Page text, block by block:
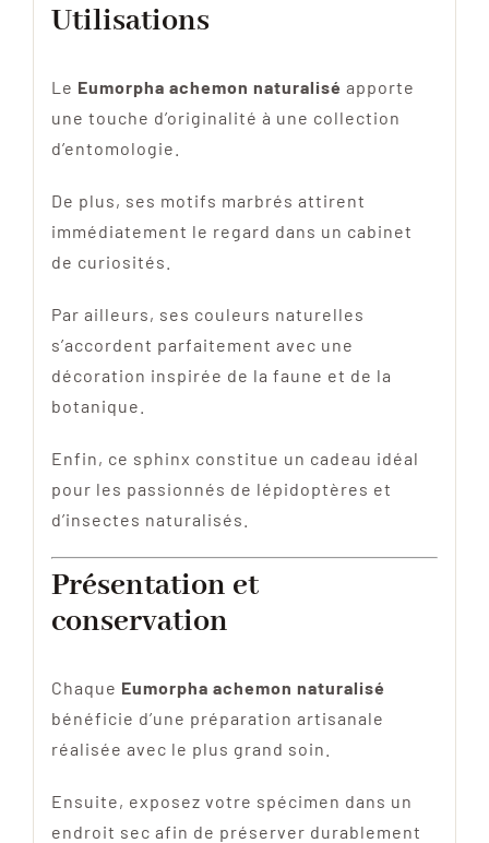
Utilisations
Le Eumorpha achemon naturalisé apporte
une touche d’originalité à une collection
d’entomologie.
De plus, ses motifs marbrés attirent
immédiatement le regard dans un cabinet
de curiosités.
Par ailleurs, ses couleurs naturelles
s’accordent parfaitement avec une
décoration inspirée de la faune et de la
botanique.
Enfin, ce sphinx constitue un cadeau idéal
pour les passionnés de lépidoptères et
d’insectes naturalisés.
Présentation et
conservation
Chaque Eumorpha achemon naturalisé
bénéficie d’une préparation artisanale
réalisée avec le plus grand soin.
Ensuite, exposez votre spécimen dans un
endroit sec afin de préserver durablement